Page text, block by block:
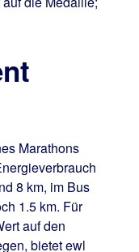
Marathons
8 km, im Bus
1.5 km. Für
auf den
bietet ewl